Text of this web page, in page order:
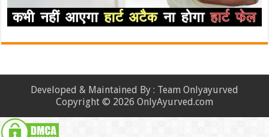
Developed & Maintained By : Team Onlyayurved
Copyright © 2026 OnlyAyurved.com